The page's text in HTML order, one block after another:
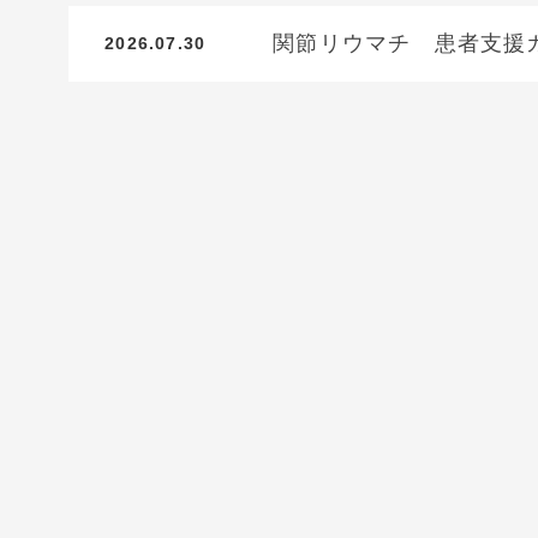
2026.07.30 関節リウマチ 患者支援